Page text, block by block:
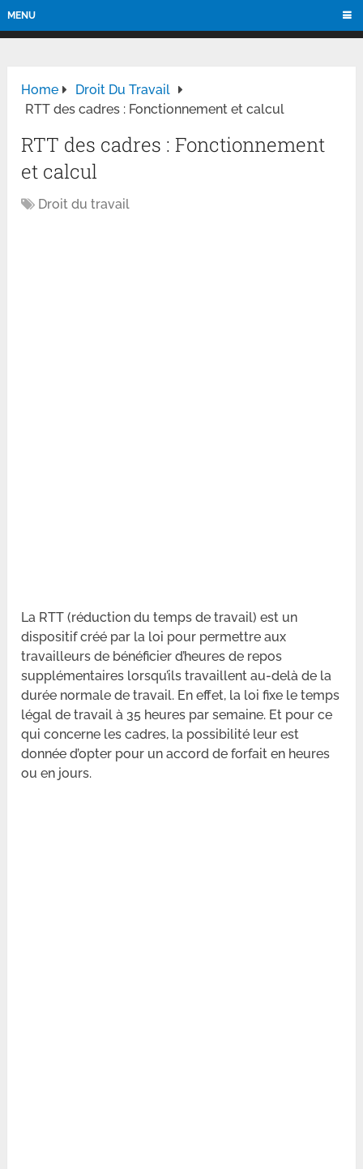
MENU
Home
Droit Du Travail
RTT des cadres : Fonctionnement et calcul
RTT des cadres : Fonctionnement
et calcul
Droit du travail
La RTT (réduction du temps de travail) est un
dispositif créé par la loi pour permettre aux
travailleurs de bénéficier d’heures de repos
supplémentaires lorsqu’ils travaillent au-delà de la
durée normale de travail. En effet, la loi fixe le temps
légal de travail à 35 heures par semaine. Et pour ce
qui concerne les cadres, la possibilité leur est
donnée d’opter pour un accord de forfait en heures
ou en jours.